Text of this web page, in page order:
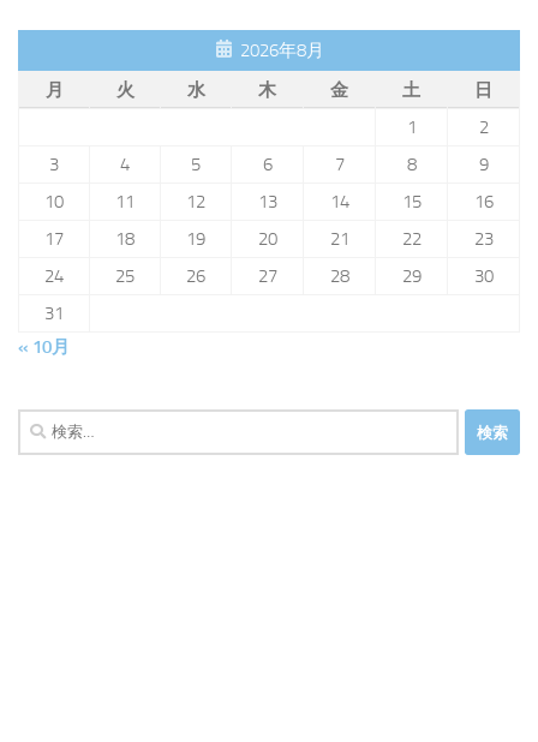
2026年8月
月
火 水 木 金 土
日
1
2
3
4 5 6 7 8
9
10
11 12 13 14 15
16
17
18 19 20 21 22
23
24
25 26 27 28 29
30
31
« 10月
検
索: